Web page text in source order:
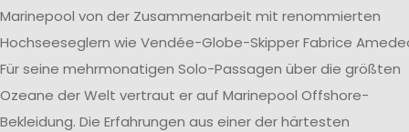
Marinepool von der Zusammenarbeit mit renommierten
Hochseeseglern wie Vendée-Globe-Skipper Fabrice
Für seine mehrmonatigen Solo-Passagen über die größten
Ozeane der Welt vertraut er auf Marinepool Offshore-
Bekleidung. Die Erfahrungen aus einer der härtesten